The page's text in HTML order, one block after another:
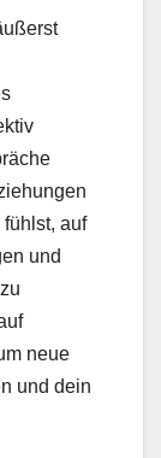
auf
und
neue
und dein